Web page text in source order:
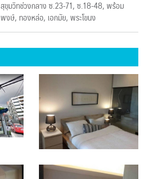
สุขุมวิทช่วงกลาง ซ.23-71, ซ.18-48, พร้อม
พงษ์, ทองหล่อ, เอกมัย, พระโขนง